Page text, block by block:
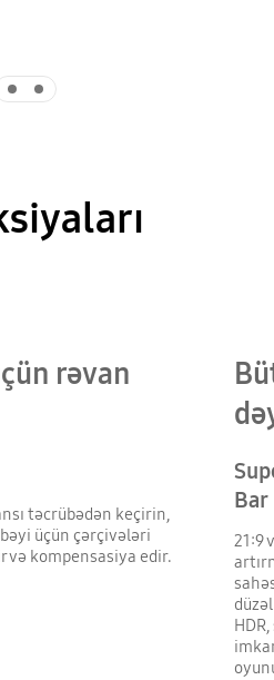
rəvan
təcrübədən keçirin,
üçün çərçivələri
kompensasiya edir.
Bar
21:9